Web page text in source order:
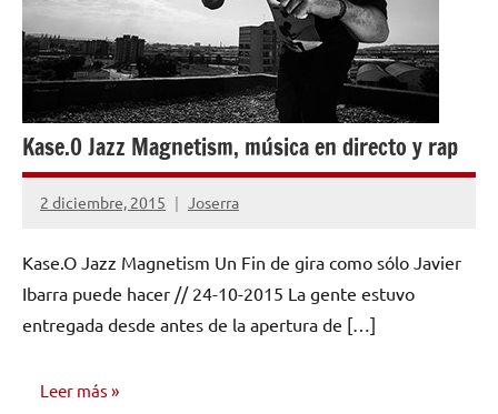
Kase.O Jazz Magnetism, música en directo y rap
2 diciembre, 2015 Joserra
No
comentarios
Kase.O Jazz Magnetism Un Fin de gira como sólo Javier
Ibarra puede hacer // 24-10-2015 La gente estuvo
entregada desde antes de la apertura de […]
Leer más